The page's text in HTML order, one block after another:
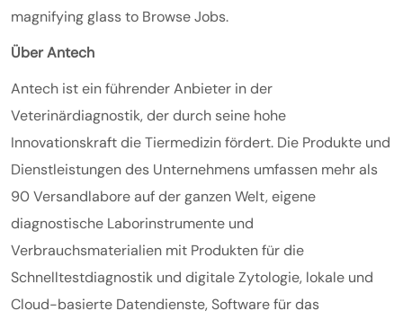
magnifying glass to Browse Jobs.
Über Antech
Antech ist ein führender Anbieter in der
Veterinärdiagnostik, der durch seine hohe
Innovationskraft die Tiermedizin fördert. Die Produkte und
Dienstleistungen des Unternehmens umfassen mehr als
90 Versandlabore auf der ganzen Welt, eigene
diagnostische Laborinstrumente und
Verbrauchsmaterialien mit Produkten für die
Schnelltestdiagnostik und digitale Zytologie, lokale und
Cloud-basierte Datendienste, Software für das